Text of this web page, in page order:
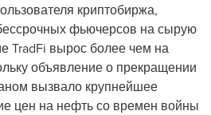
криптобиржа,
фьючерсов на сырую
TradFi вырос более чем на
объявление о прекращении
вызвало крупнейшее
цен на нефть со времен войны